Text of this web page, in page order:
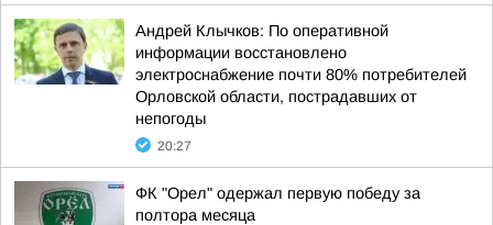
Андрей Клычков: По оперативной
информации восстановлено
электроснабжение почти 80% потребителей
Орловской области, пострадавших от
непогоды
20:27
ФК "Орел" одержал первую победу за
полтора месяца